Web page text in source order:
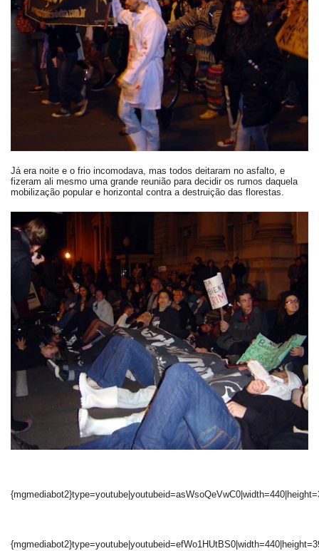
Já era noite e o frio incomodava, mas todos deitaram no asfalto, e
fizeram ali mesmo uma grande reunião para decidir os rumos daquela
mobilização popular e horizontal contra a destruição das florestas.